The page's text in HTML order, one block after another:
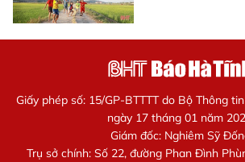
Giấy phép số: 15/GP-BTTTT do Bộ Thông
ngày 17 tháng 01 năm
Giám đốc: Nghiêm Sỹ
Trụ sở chính: Số 22, đường Phan Đình